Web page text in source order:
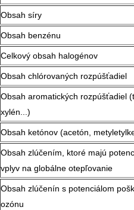
Obsah síry
Obsah benzénu
Celkový obsah halogénov
Obsah chlórovaných rozpúšťadiel
Obsah aromatických rozpúšťadiel
xylén...)
Obsah ketónov (acetón,
Obsah zlúčením, ktoré majú
vplyv na globálne otepľovanie
Obsah zlúčenín s potenciálom
ozónu